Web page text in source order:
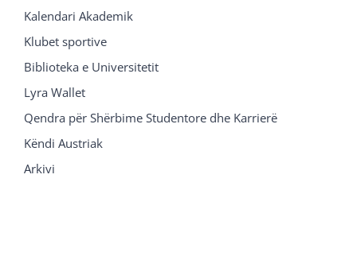
Kalendari Akademik
Klubet sportive
Biblioteka e Universitetit
Lyra Wallet
Qendra për Shërbime Studentore dhe Karrierë
Këndi Austriak
Arkivi